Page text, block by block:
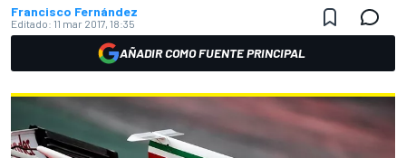
Francisco Fernández
Editado: 11 mar 2017, 18:35
AÑADIR COMO FUENTE PRINCIPAL